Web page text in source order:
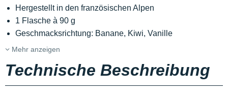
Hergestellt in den französischen Alpen
1 Flasche à 90 g
Geschmacksrichtung: Banane, Kiwi, Vanille
Mehr anzeigen
Technische Beschreibung